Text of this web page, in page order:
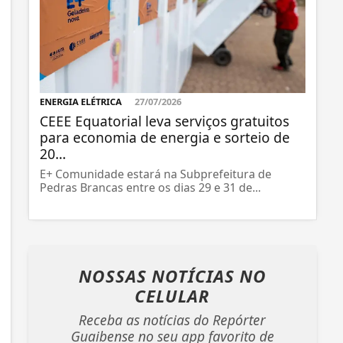
ENERGIA ELÉTRICA 27/07/2026
CEEE Equatorial leva serviços gratuitos
para economia de energia e sorteio de
20...
E+ Comunidade estará na Subprefeitura de
Pedras Brancas entre os dias 29 e 31 de...
NOSSAS NOTÍCIAS NO
CELULAR
Receba as notícias do Repórter
Guaibense no seu app favorito de